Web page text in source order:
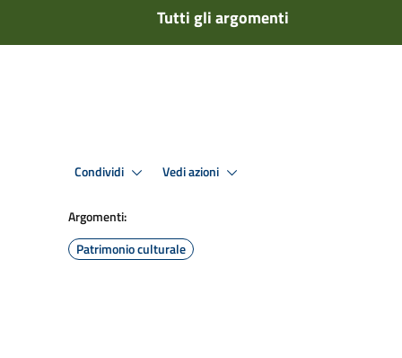
Tutti gli argomenti
Condividi Vedi azioni
Argomenti:
Patrimonio culturale